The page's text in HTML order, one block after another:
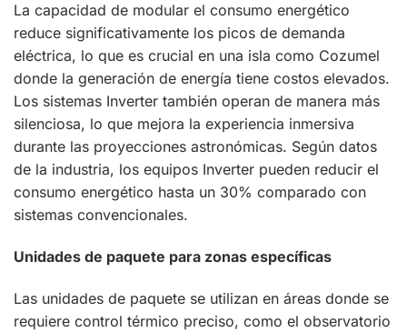
La capacidad de modular el consumo energético
reduce significativamente los picos de demanda
eléctrica, lo que es crucial en una isla como Cozumel
donde la generación de energía tiene costos elevados.
Los sistemas Inverter también operan de manera más
silenciosa, lo que mejora la experiencia inmersiva
durante las proyecciones astronómicas. Según datos
de la industria, los equipos Inverter pueden reducir el
consumo energético hasta un 30% comparado con
sistemas convencionales.
Unidades de paquete para zonas específicas
Las unidades de paquete se utilizan en áreas donde se
requiere control térmico preciso, como el observatorio